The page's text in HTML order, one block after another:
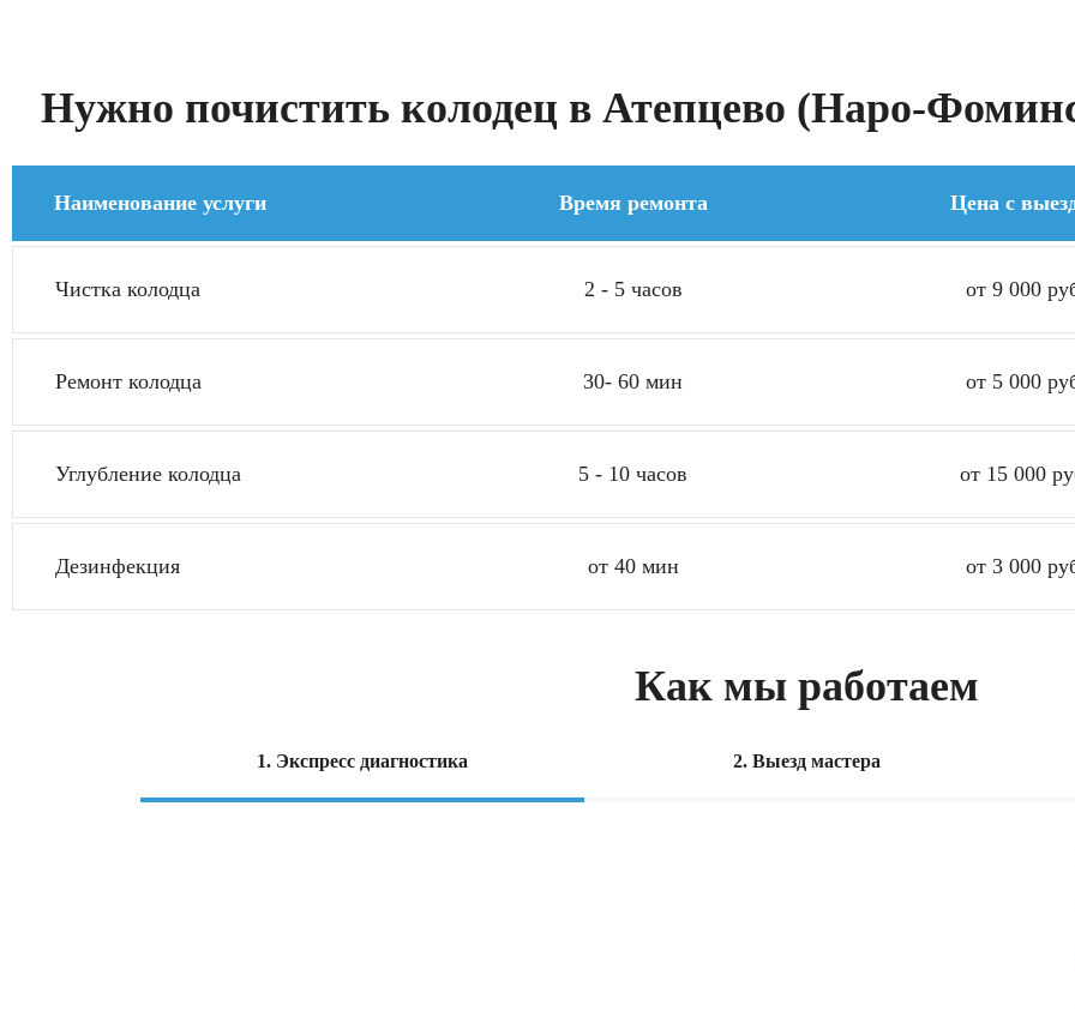
Нужно почистить колодец в Атепцево (Наро-
Наименование услуги Время ремонта Цена с
Чистка колодца 2 - 5 часов от 9 000
Ремонт колодца 30- 60 мин от 5 000
Углубление колодца 5 - 10 часов от 15 000
Дезинфекция от 40 мин от 3 000
Как мы работаем
1. Экспресс диагностика 2. Выезд мастера